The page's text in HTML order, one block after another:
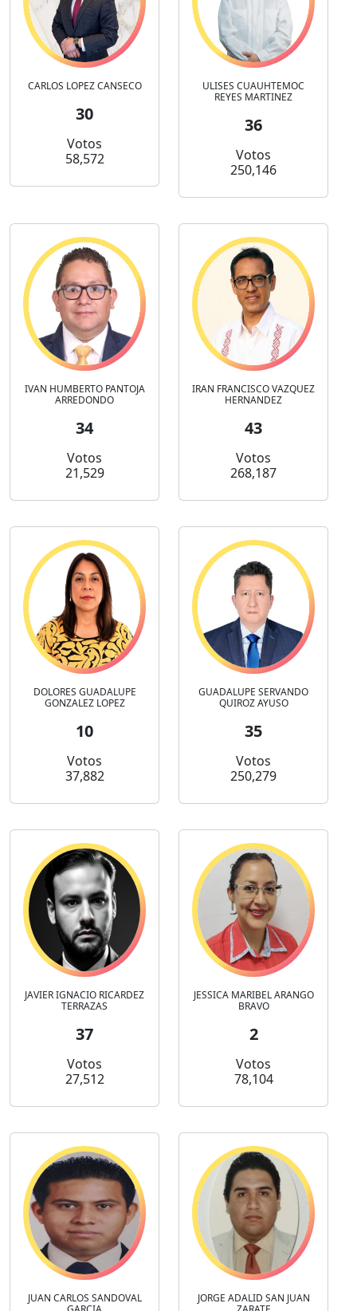
CARLOS LOPEZ CANSECO
30
Votos
58,572
ULISES CUAUHTEMOC
REYES MARTINEZ
36
Votos
250,146
IVAN HUMBERTO PANTOJA
ARREDONDO
34
Votos
21,529
IRAN FRANCISCO VAZQUEZ
HERNANDEZ
43
Votos
268,187
DOLORES GUADALUPE
GONZALEZ LOPEZ
10
Votos
37,882
GUADALUPE SERVANDO
QUIROZ AYUSO
35
Votos
250,279
JAVIER IGNACIO RICARDEZ
TERRAZAS
37
Votos
27,512
JESSICA MARIBEL ARANGO
BRAVO
2
Votos
78,104
JUAN CARLOS SANDOVAL
JORGE ADALID SAN JUAN